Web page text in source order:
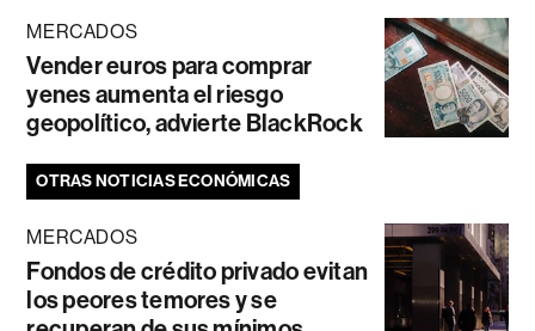
MERCADOS
Vender euros para comprar
yenes aumenta el riesgo
geopolítico, advierte BlackRock
OTRAS NOTICIAS ECONÓMICAS
MERCADOS
Fondos de crédito privado evitan
los peores temores y se